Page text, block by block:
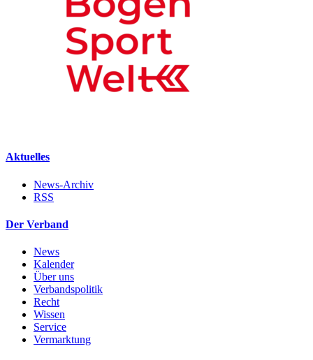
Aktuelles
News-Archiv
RSS
Der Verband
News
Kalender
Über uns
Verbandspolitik
Recht
Wissen
Service
Vermarktung